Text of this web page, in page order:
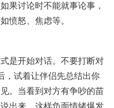
果讨论时不能就事论事，
愤怒、焦虑等。
是开始对话。不要打断对
，试着让伴侣先总结出你
。当看到对方有争吵的苗
出来，这样负面情绪爆发